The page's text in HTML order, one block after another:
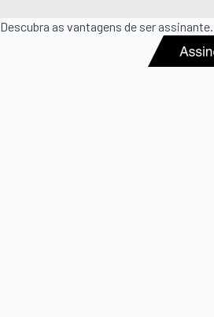
Descubra as vantagens de ser assinante.